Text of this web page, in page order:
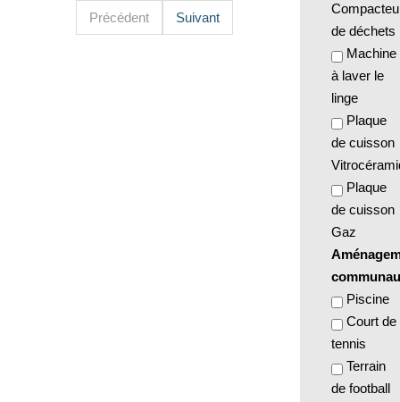
de déchets
Machine
à laver le
linge
Plaque
de cuisson
Plaque
de cuisson
Gaz
Piscine
Court de
tennis
Terrain
de football
Précédent Suivant